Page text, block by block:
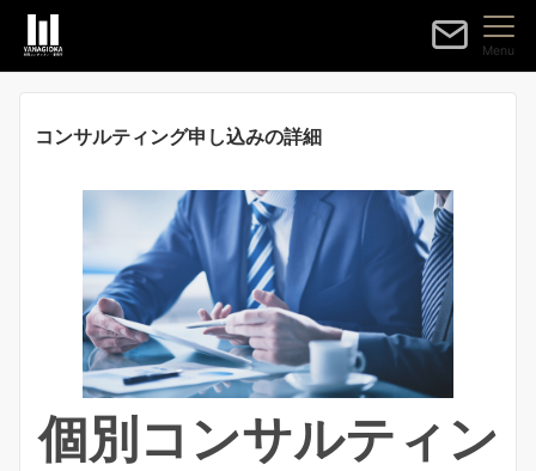
Menu
コンサルティング申し込みの詳細
個別コンサルティン